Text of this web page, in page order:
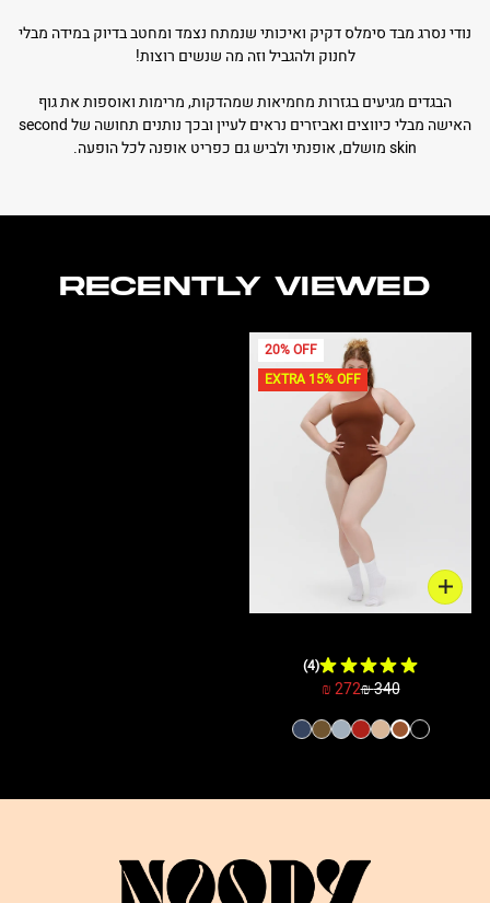
נודי נסרג מבד סימלס דקיק ואיכותי שנמתח נצמד ומחטב בדיוק במידה מבלי
לחנוק ולהגביל וזה מה שנשים רוצות!
הבגדים מגיעים בגזרות מחמיאות שמהדקות, מרימות ואוספות את גוף
האישה מבלי כיווצים ואביזרים נראים לעיין ובכך נותנים תחושה של second
skin מושלם, אופנתי ולביש גם כפריט אופנה לכל הופעה.
RECENTLY VIEWED
20% OFF
EXTRA 15% OFF
(4)
340 ₪
272 ₪